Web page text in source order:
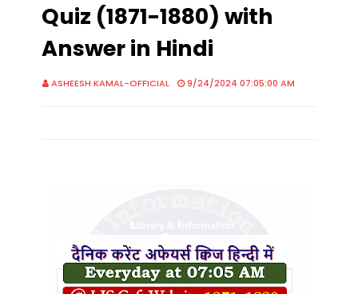
Quiz (1871-1880) with
Answer in Hindi
ASHEESH KAMAL-OFFICIAL 9/24/2024 07:05:00 AM